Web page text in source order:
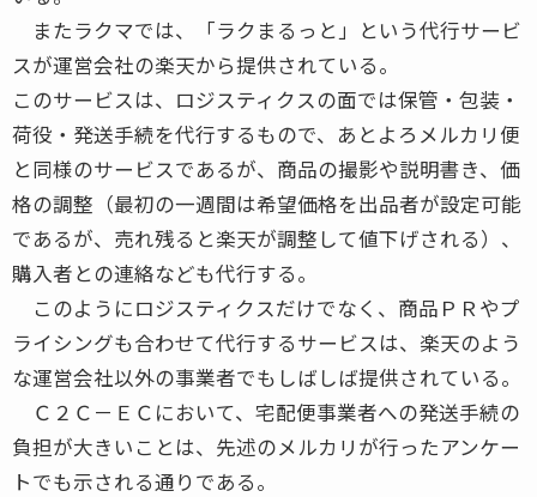
またラクマでは、「ラクまるっと」という代行サービ
スが運営会社の楽天から提供されている。
このサービスは、ロジスティクスの面では保管・包装・
荷役・発送手続を代行するもので、あとよろメルカリ便
と同様のサービスであるが、商品の撮影や説明書き、価
格の調整（最初の一週間は希望価格を出品者が設定可能
であるが、売れ残ると楽天が調整して値下げされる）、
購入者との連絡なども代行する。
このようにロジスティクスだけでなく、商品ＰＲやプ
ライシングも合わせて代行するサービスは、楽天のよう
な運営会社以外の事業者でもしばしば提供されている。
Ｃ２Ｃ－ＥＣにおいて、宅配便事業者への発送手続の
負担が大きいことは、先述のメルカリが行ったアンケー
トでも示される通りである。